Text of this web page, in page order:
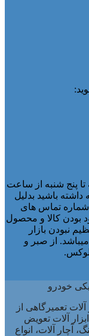
شنبه تا پنج شنبه از ساعت
داشته باشید بدلیل
تماس های
بودن کالا و محصول
نبودن بازار
میباشد. از صبر و
لوکس.
خودرو
آلات تعمیرگاهی از
آلات تعویض
آچار آلات، انواع